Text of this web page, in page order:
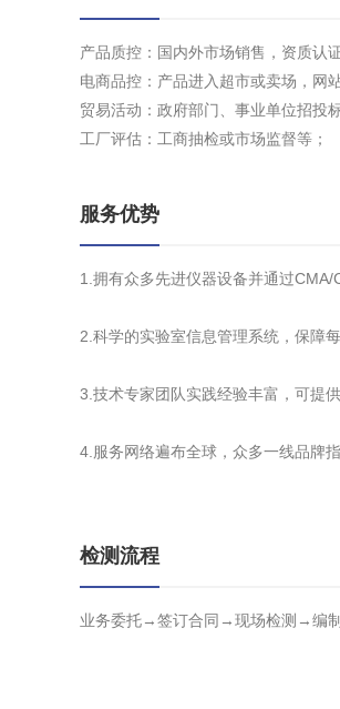
产品质控：国内外市场销售，资质认
电商品控：产品进入超市或卖场，网
贸易活动：政府部门、事业单位招投
工厂评估：工商抽检或市场监督等；
服务优势
1.拥有众多先进仪器设备并通过
2.科学的实验室信息管理系统，保障
3.技术专家团队实践经验丰富，可提
4.服务网络遍布全球，众多一线品牌指
检测流程
业务委托→签订合同→现场检测→编